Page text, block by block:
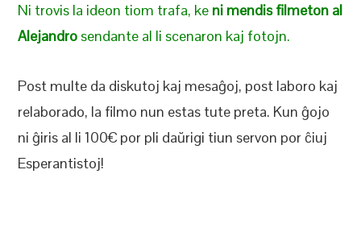
Ni trovis la ideon tiom trafa, ke ni mendis filmeton al
Alejandro sendante al li scenaron kaj fotojn.
Post multe da diskutoj kaj mesaĝoj, post laboro kaj
relaborado, la filmo nun estas tute preta. Kun ĝojo
ni ĝiris al li 100€ por pli daŭrigi tiun servon por ĉiuj
Esperantistoj!